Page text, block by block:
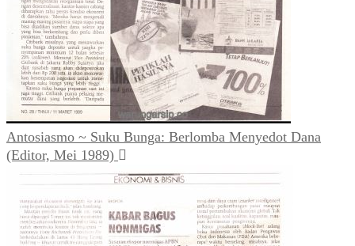
Antosiasmo ~ Suku Bunga: Berlomba Menyedot Dana
(Editor, Mei 1989)